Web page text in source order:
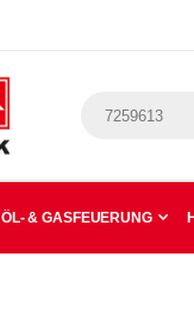
ÖL- & GASFEUERUNG